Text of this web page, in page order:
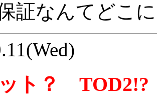
証なんてどこ
ト？ TOD2!?